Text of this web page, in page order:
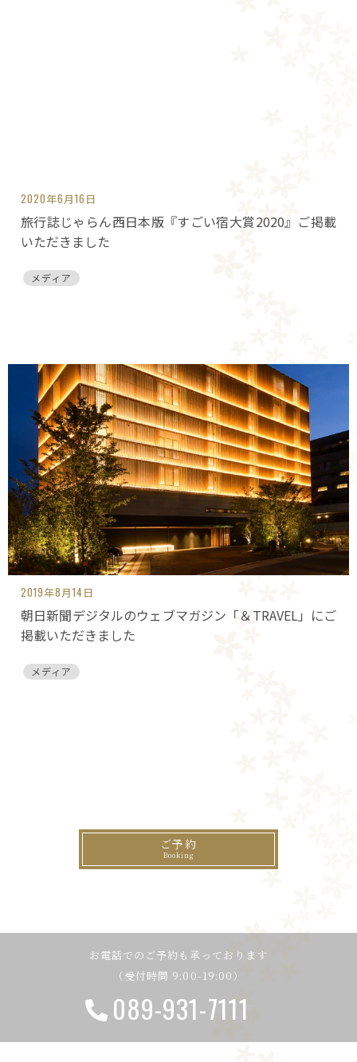
2020年6月16日
旅行誌じゃらん西日本版『すごい宿大賞2020』ご掲載
いただきました
メディア
2019年8月14日
朝日新聞デジタルのウェブマガジン「＆TRAVEL」にご
掲載いただきました
メディア
ご予約
お電話でのご予約も承っております
（受付時間 9:00-19:00）
089-931-7111